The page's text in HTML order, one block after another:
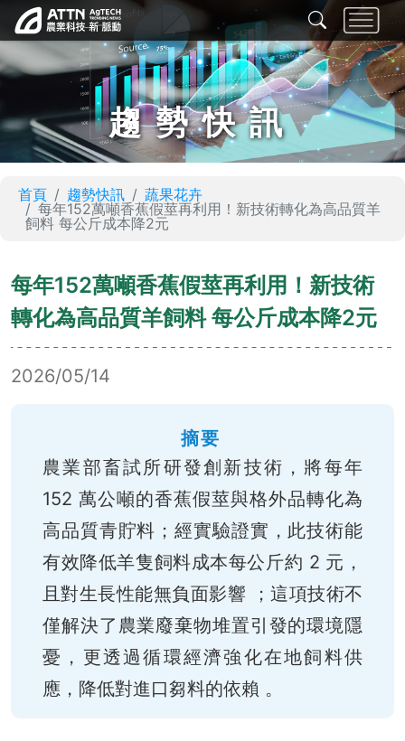
趨勢快訊
首頁 趨勢快訊
蔬果花卉
每年152萬噸香蕉假莖再利用！新技術轉化為高品質羊
飼料 每公斤成本降2元
每年152萬噸香蕉假莖再利用！新技術
轉化為高品質羊飼料 每公斤成本降2元
2026/05/14
摘要
農業部畜試所研發創新技術，將每年
152 萬公噸的香蕉假莖與格外品轉化為
高品質青貯料；經實驗證實，此技術能
有效降低羊隻飼料成本每公斤約 2 元，
且對生長性能無負面影響 ；這項技術不
僅解決了農業廢棄物堆置引發的環境隱
憂，更透過循環經濟強化在地飼料供
應，降低對進口芻料的依賴 。